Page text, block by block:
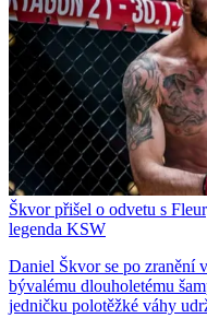
Škvor přišel o odvetu s
legenda KSW
Daniel Škvor se po zranění
bývalému dlouholetému
jedničku polotěžké váhy